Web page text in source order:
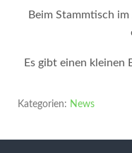
Beim Stammtisch
Es gibt einen kleinen
Kategorien: News